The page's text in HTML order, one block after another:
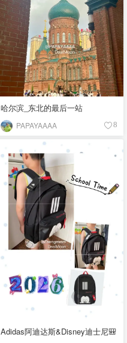
哈尔滨_东北的最后一站
PAPAYAAAA 8
Adidas阿迪达斯&Disney迪士尼🎒